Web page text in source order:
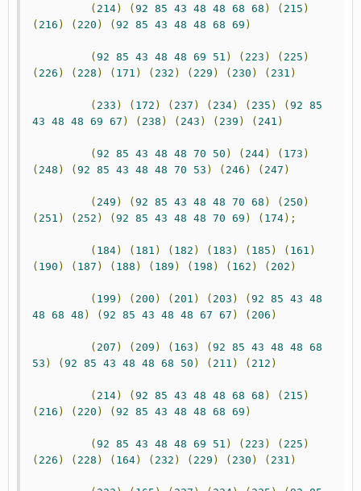
( 214) ( 92 85 43 48 48 68 68 ) ( 215 )
( 216 ) ( 220 ) ( 92 85 43 48 48 68 69 )
( 92 85 43 48 48 69 51 ) ( 223 ) ( 225 )
( 226 ) ( 228 ) ( 171 ) ( 232 ) ( 229 ) ( 230 ) ( 231 )
( 233 ) ( 172 ) ( 237 ) ( 234) ( 235 ) ( 92 85
43 48 48 69 67 ) ( 238 ) ( 243 ) ( 239 ) ( 241 )
( 92 85 43 48 48 70 50 ) ( 244) ( 173 )
( 248 ) ( 92 85 43 48 48 70 53 ) ( 246 ) ( 247 )
( 249 ) ( 92 85 43 48 48 70 68 ) ( 250 )
( 251 ) ( 252 ) ( 92 85 43 48 48 70 69 ) ( 174);
( 184) ( 181 ) ( 182 ) ( 183 ) ( 185 ) ( 161 )
( 190 ) ( 187 ) ( 188 ) ( 189 ) ( 198 ) ( 162 ) ( 202 )
( 199 ) ( 200 ) ( 201 ) ( 203 ) ( 92 85 43 48
48 68 48 ) ( 92 85 43 48 48 67 67 ) ( 206 )
( 207 ) ( 209 ) ( 163 ) ( 92 85 43 48 48 68
53 ) ( 92 85 43 48 48 68 50 ) ( 211 ) ( 212 )
( 214) ( 92 85 43 48 48 68 68 ) ( 215 )
( 216 ) ( 220 ) ( 92 85 43 48 48 68 69 )
( 92 85 43 48 48 69 51 ) ( 223 ) ( 225 )
( 226 ) ( 228 ) ( 164) ( 232 ) ( 229 ) ( 230 ) ( 231 )